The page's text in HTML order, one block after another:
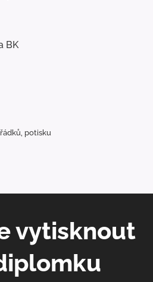
DP a BK
potisku
vytisknout